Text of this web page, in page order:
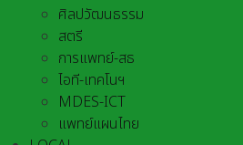
ศิลปวัฒนธรรม
สตรี
การแพทย์-สธ
ไอที-เทคโนฯ
MDES-ICT
แพทย์แผนไทย